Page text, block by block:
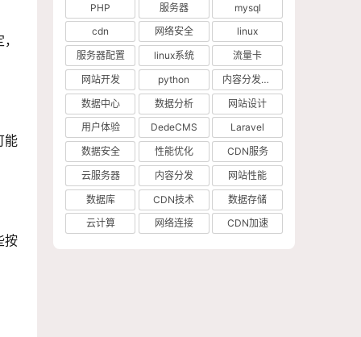
能
按
PHP 服务器
mysql
cdn
网络安全
linux
服务器配置
linux系统
流量卡
网站开发
python
内容分发网络
数据中心
数据分析
网站设计
用户体验
DedeCMS
Laravel
数据安全
性能优化
CDN服务
云服务器
内容分发
网站性能
数据库
CDN技术
数据存储
云计算
网络连接 CDN加速